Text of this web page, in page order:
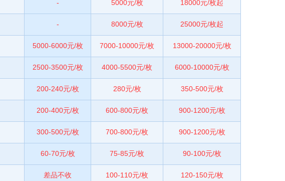
- 5000元/枚 18000元/枚起
- 8000元/枚 25000元/枚起
5000-6000元/枚 7000-10000元/枚 13000-20000元/枚
2500-3500元/枚 4000-5500元/枚 6000-10000元/枚
200-240元/枚 280元/枚 350-500元/枚
200-400元/枚 600-800元/枚 900-1200元/枚
300-500元/枚 700-800元/枚 900-1200元/枚
60-70元/枚 75-85元/枚 90-100元/枚
差品不收 100-110元/枚 120-150元/枚